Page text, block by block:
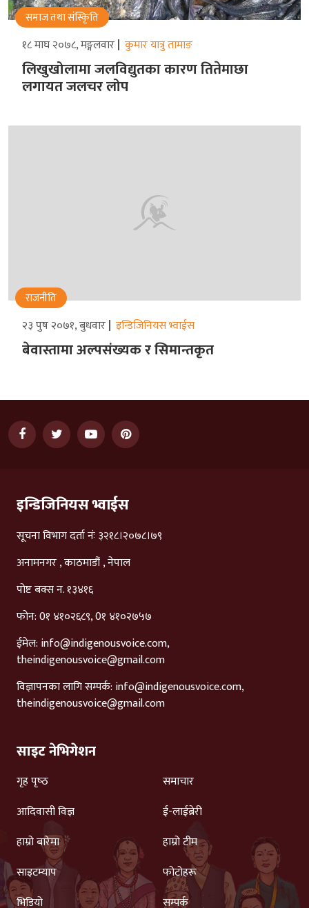
समाज तथा संस्किृति
१८ माघ २०७८, मङ्गलवार कुमार यात्रु तामाङ
लिखुखोलामा जलविद्युतका कारण तितेमाछा
लगायत जलचर लोप
राजनीति
२३ पुष २०७१, बुधवार इन्डिजिनियस भ्वाईस
बेवास्तामा अल्पसंख्यक र सिमान्तकृत
इन्डिजिनियस भ्वाईस
सूचना विभाग दर्ता नंः ३२१८।२०७८।७९
अनामनगर , काठमाडौं , नेपाल
पोष्ट बक्स न. १३४१६
फोन: 0१ ४१०२६८९, 0१ ४१०२७५७
ईमेल: info@indigenousvoice.com,
theindigenousvoice@gmail.com
विज्ञापनका लागि सम्पर्क: info@indigenousvoice.com,
theindigenousvoice@gmail.com
साइट नेभिगेशन
गृह पृष्‍ठ
समाचार
आदिवासी विज्ञ
ई-लाईब्रेरी
हाम्रो बारेमा
हाम्रो टीम
साइटम्याप
फोटोहरू
भिडियो
सम्पर्क